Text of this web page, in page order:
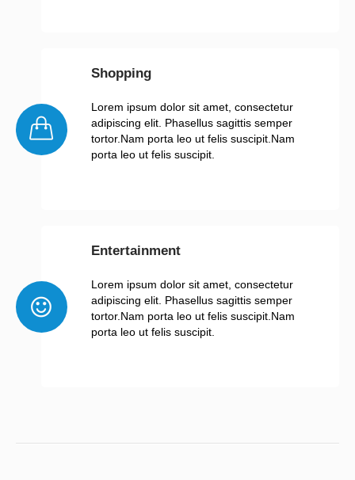
Shopping
Lorem ipsum dolor sit amet, consectetur
adipiscing elit. Phasellus sagittis semper
tortor.Nam porta leo ut felis suscipit.Nam
porta leo ut felis suscipit.
Entertainment
Lorem ipsum dolor sit amet, consectetur
adipiscing elit. Phasellus sagittis semper
tortor.Nam porta leo ut felis suscipit.Nam
porta leo ut felis suscipit.